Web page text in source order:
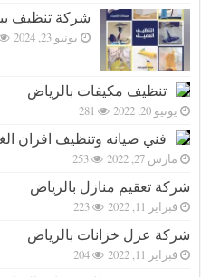
شركة تنظيف
يونيو 23, 2024
تنظيف مكيفات بالرياض
يونيو 20, 2022 281
فني صيانه وتنظيف افران
مارس 27, 2022 253
شركة تعقيم منازل بالرياض
فبراير 11, 2022 223
شركة عزل خزانات بالرياض
فبراير 11, 2022 204